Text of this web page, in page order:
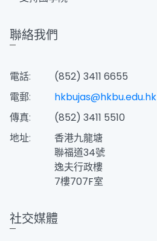
聯絡我們
電話:
(852) 3411 6655
電郵:
hkbujas@hkbu.edu.hk
傳真:
(852) 3411 5510
地址:
香港九龍塘
聯福道34號
逸夫行政樓
7樓707F室
社交媒體